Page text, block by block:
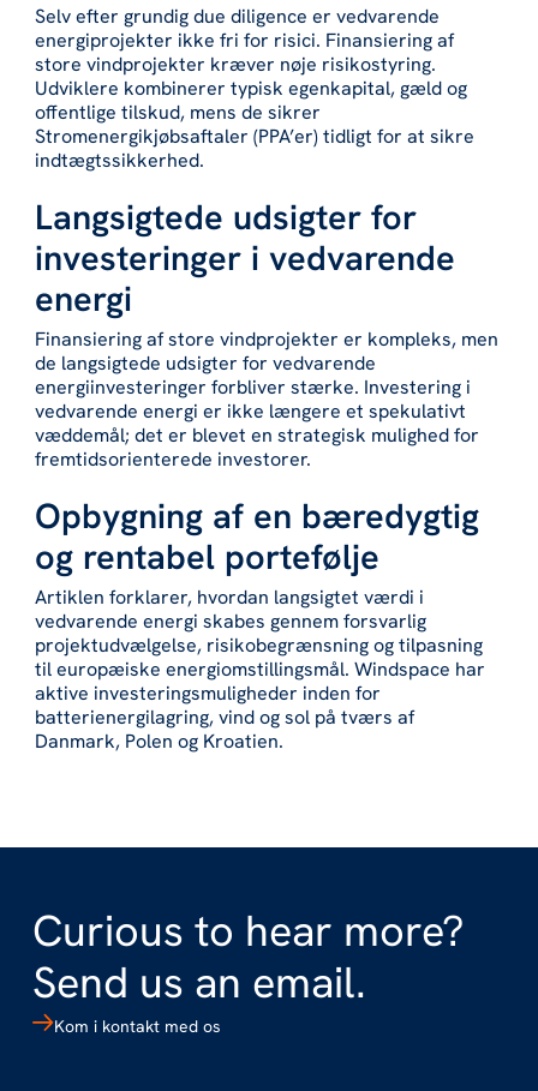
Selv efter grundig due diligence er vedvarende
energiprojekter ikke fri for risici. Finansiering af
store vindprojekter kræver nøje risikostyring.
Udviklere kombinerer typisk egenkapital, gæld og
offentlige tilskud, mens de sikrer
Stromenergikjøbsaftaler (PPA’er) tidligt for at sikre
indtægtssikkerhed.
Langsigtede udsigter for
investeringer i vedvarende
energi
Finansiering af store vindprojekter er kompleks, men
de langsigtede udsigter for vedvarende
energiinvesteringer forbliver stærke. Investering i
vedvarende energi er ikke længere et spekulativt
væddemål; det er blevet en strategisk mulighed for
fremtidsorienterede investorer.
Opbygning af en bæredygtig
og rentabel portefølje
Artiklen forklarer, hvordan langsigtet værdi i
vedvarende energi skabes gennem forsvarlig
projektudvælgelse, risikobegrænsning og tilpasning
til europæiske energiomstillingsmål. Windspace har
aktive investeringsmuligheder inden for
batterienergilagring, vind og sol på tværs af
Danmark, Polen og Kroatien.
Curious to hear more?
Send us an email.
Kom i kontakt med os